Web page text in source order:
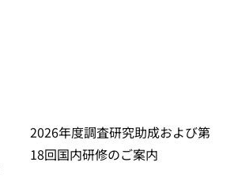
2026年度調査研究助成および第
18回国内研修のご案内